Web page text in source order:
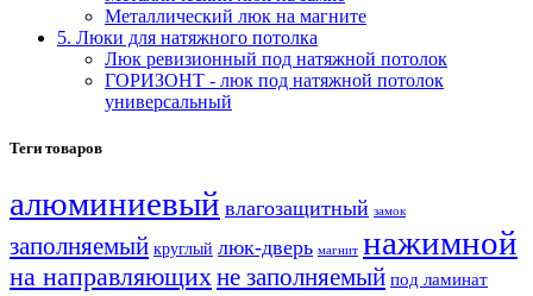
Металлический люк на магните
5. Люки для натяжного потолка
Люк ревизионный под натяжной потолок
ГОРИЗОНТ - люк под натяжной потолок
универсальный
Теги товаров
алюминиевый влагозащитный замок
заполняемый круглый люк-дверь магнит нажимной
на направляющихне заполняемый под ламинат